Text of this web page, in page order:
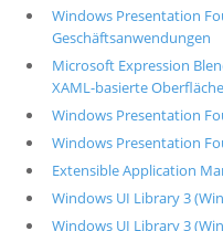
Windows Presentation
Geschäftsanwendungen
Microsoft Expression
XAML-basierte
Windows Presentation
Windows Presentation
Extensible Application
Windows UI Library 3
Windows UI Library 3